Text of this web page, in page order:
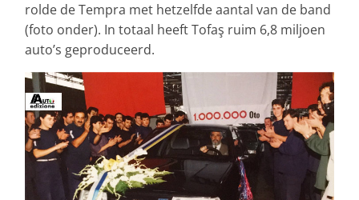
rolde de Tempra met hetzelfde aantal van de band
(foto onder). In totaal heeft Tofaş ruim 6,8 miljoen
auto’s geproduceerd.